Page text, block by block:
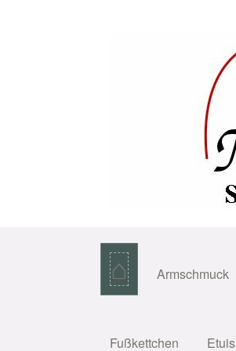
⌂ Armschmuck
Fußkettchen Etuis